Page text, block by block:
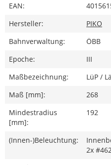
EAN:
Hersteller:
PIKO
Bahnverwaltung:
ÖBB
Epoche:
III
Maßbezeichnung:
LüP /
Maß [mm]:
268
Mindestradius
[mm]:
192
(Innen-)Beleuchtung:
2x